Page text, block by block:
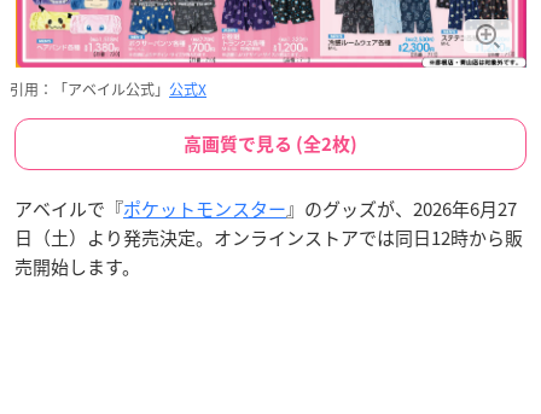
引用：「アベイル公式」 公式X
高画質で見る (全2枚)
アベイルで『ポケットモンスター』のグッズが、2026年6月27
日（土）より発売決定。オンラインストアでは同日12時から販
売開始します。